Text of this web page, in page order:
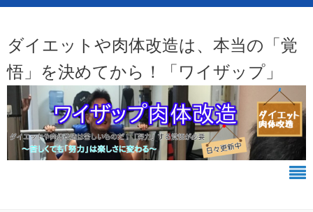
ダイエットや肉体改造は、本当の「覚
悟」を決めてから！「ワイザップ」